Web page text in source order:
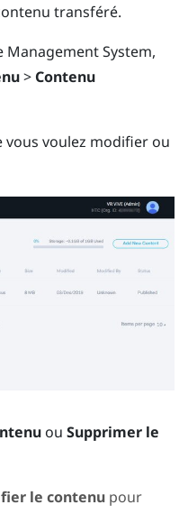
transféré.
Management System,
> Contenu
vous voulez modifier ou
ou Supprimer le
le contenupour